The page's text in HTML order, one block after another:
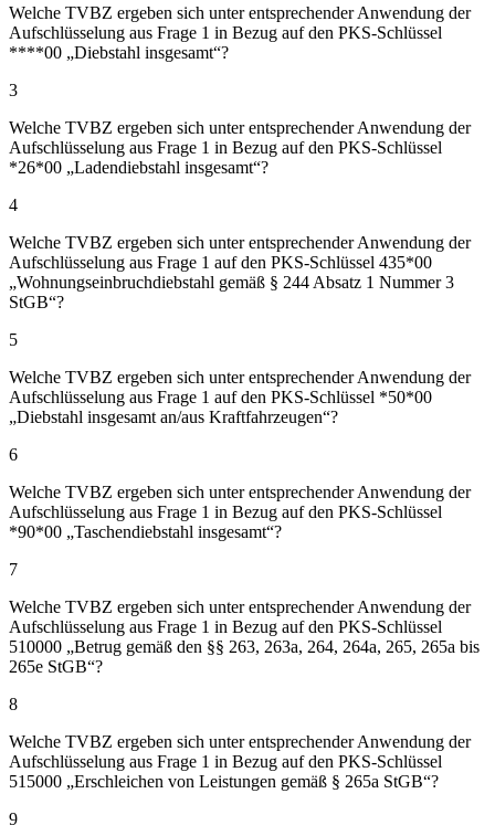
Welche TVBZ ergeben sich unter entsprechender Anwendung der
Aufschlüsselung aus Frage 1 in Bezug auf den PKS-Schlüssel
****00 „Diebstahl insgesamt“?
3
Welche TVBZ ergeben sich unter entsprechender Anwendung der
Aufschlüsselung aus Frage 1 in Bezug auf den PKS-Schlüssel
*26*00 „Ladendiebstahl insgesamt“?
4
Welche TVBZ ergeben sich unter entsprechender Anwendung der
Aufschlüsselung aus Frage 1 auf den PKS-Schlüssel 435*00
„Wohnungseinbruchdiebstahl gemäß § 244 Absatz 1 Nummer 3
StGB“?
5
Welche TVBZ ergeben sich unter entsprechender Anwendung der
Aufschlüsselung aus Frage 1 auf den PKS-Schlüssel *50*00
„Diebstahl insgesamt an/aus Kraftfahrzeugen“?
6
Welche TVBZ ergeben sich unter entsprechender Anwendung der
Aufschlüsselung aus Frage 1 in Bezug auf den PKS-Schlüssel
*90*00 „Taschendiebstahl insgesamt“?
7
Welche TVBZ ergeben sich unter entsprechender Anwendung der
Aufschlüsselung aus Frage 1 in Bezug auf den PKS-Schlüssel
510000 „Betrug gemäß den §§ 263, 263a, 264, 264a, 265, 265a bis
265e StGB“?
8
Welche TVBZ ergeben sich unter entsprechender Anwendung der
Aufschlüsselung aus Frage 1 in Bezug auf den PKS-Schlüssel
515000 „Erschleichen von Leistungen gemäß § 265a StGB“?
9